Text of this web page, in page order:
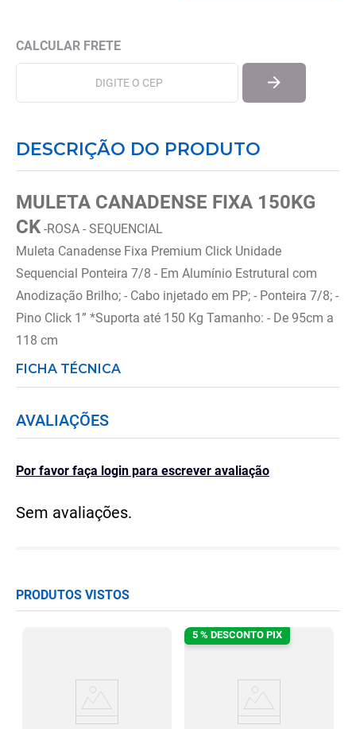
DESCRIÇÃO DO PRODUTO
MULETA CANADENSE FIXA 150KG
CK -ROSA - SEQUENCIAL
Muleta Canadense Fixa Premium Click Unidade
Sequencial Ponteira 7/8 - Em Alumínio Estrutural com
Anodização Brilho; - Cabo injetado em PP; - Ponteira 7/8; -
Pino Click 1” *Suporta até 150 Kg Tamanho: - De 95cm a
118 cm
FICHA TÉCNICA
AVALIAÇÕES
Por favor faça login para escrever avaliação
Sem avaliações.
PRODUTOS VISTOS
5 % DESCONTO PIX